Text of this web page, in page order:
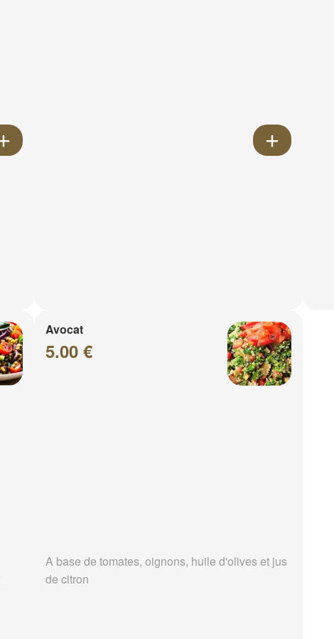
Avocat
5.00 €
A base de tomates, oignons, huile d'olives et jus
de citron